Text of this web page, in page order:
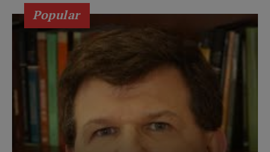
Popular